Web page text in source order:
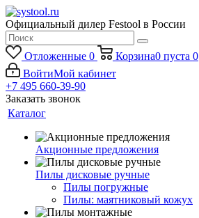
Официальный дилер Festool в России
Отложенные 0 Корзина0 пуста 0
ВойтиМой кабинет
+7 495 660-39-90
Заказать звонок
Каталог
Акционные предложения
Пилы дисковые ручные
Пилы погружные
Пилы: маятниковый кожух